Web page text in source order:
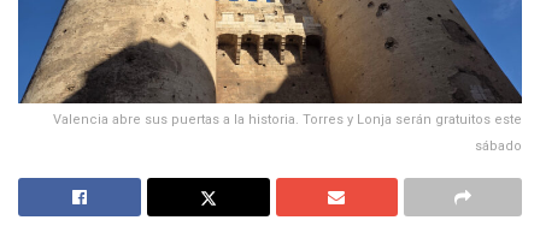
Valencia abre sus puertas a la historia. Torres y Lonja serán gratuitos este
sábado